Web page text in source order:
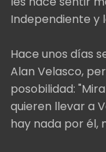
Independiente y
Hace unos días
Alan Velasco,
posobilidad:
quieren llevar a
hay nada por él,